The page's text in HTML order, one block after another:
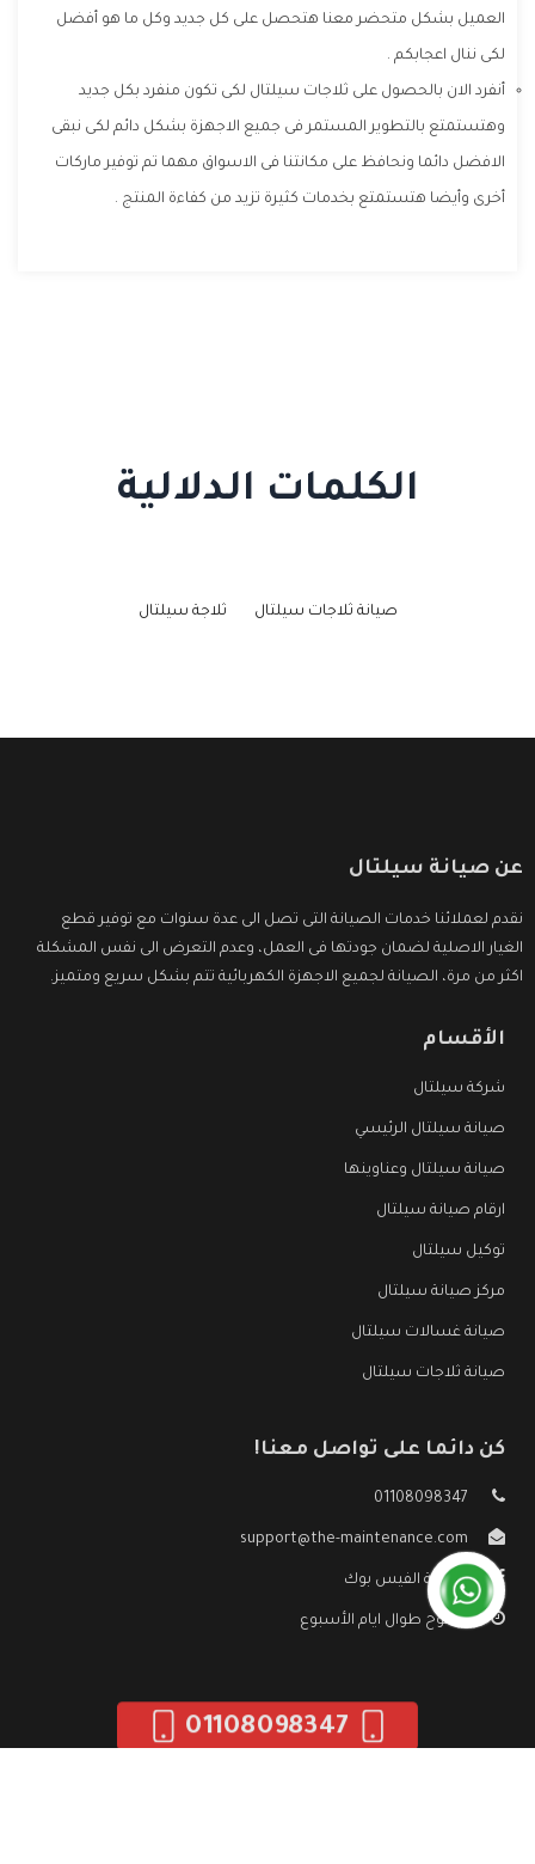
العميل بشكل متحضر معنا هتحصل على كل جديد وكل ما هو أفضل
لكى ننال اعجابكم .
أنفرد الان بالحصول على ثلاجات سيلتال لكى تكون منفرد بكل جديد
وهتستمتع بالتطوير المستمر فى جميع الاجهزة بشكل دائم لكى نبقى
الافضل دائما ونحافظ على مكانتنا فى الاسواق مهما تم توفير ماركات
أخرى وأيضا هتستمتع بخدمات كثيرة تزيد من كفاءة المنتج .
الكلمات الدلالية
صيانة ثلاجات سيلتال ثلاجة سيلتال
عن صيانة سيلتال
نقدم لعملائنا خدمات الصيانة التى تصل الى عدة سنوات مع توفير قطع
الغيار الاصلية لضمان جودتها فى العمل، وعدم التعرض الى نفس المشكلة
اكثر من مرة، الصيانة لجميع الاجهزة الكهربائية تتم بشكل سريع ومتميز.
الأقسام
شركة سيلتال
صيانة سيلتال الرئيسي
صيانة سيلتال وعناوينها
ارقام صيانة سيلتال
توكيل سيلتال
مركز صيانة سيلتال
صيانة غسالات سيلتال
صيانة ثلاجات سيلتال
كن دائما على تواصل معنا!
01108098347
support@the-maintenance.com
صفحة الفيس بوك
مفتوح طوال ايام الأسبوع
01108098347